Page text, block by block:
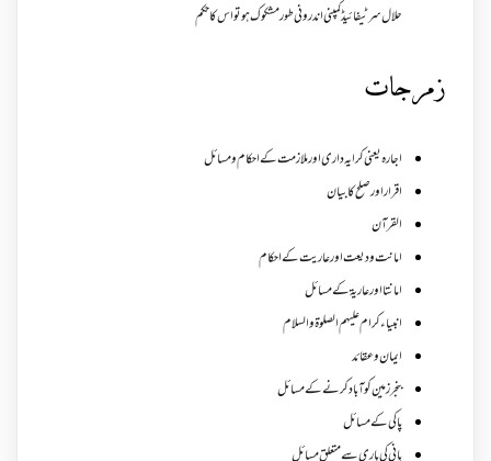
حلال سرٹیفائیڈ کمپنی اندرونی طور مشکوک ہو تو اس کا حکم
زمرجات
اجارہ یعنی کرایہ داری اور ملازمت کے احکام و مسائل
اقرار اور صلح کا بیان
القرآن
امانت ودیعت اورعاریت کے احکام
امانتا اور عاریة کے مسائل
انبیاء کرام علیہم الصلوۃ والسلام
ایمان وعقائد
بنجر زمین کو آباد کرنے کے مسائل
پاکی کے مسائل